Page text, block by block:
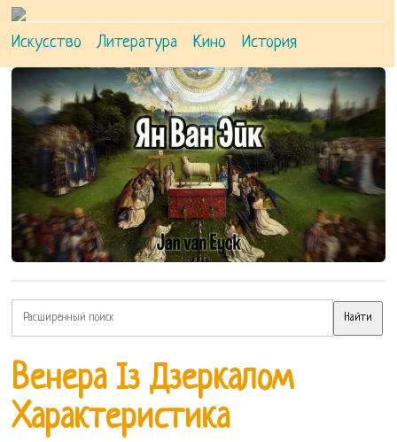
Искусство Литература Кино История
Венера Із Дзеркалом
Характеристика